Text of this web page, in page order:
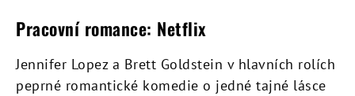
Pracovní romance: Netflix
Jennifer Lopez a Brett Goldstein v hlavních rolích
peprné romantické komedie o jedné tajné lásce